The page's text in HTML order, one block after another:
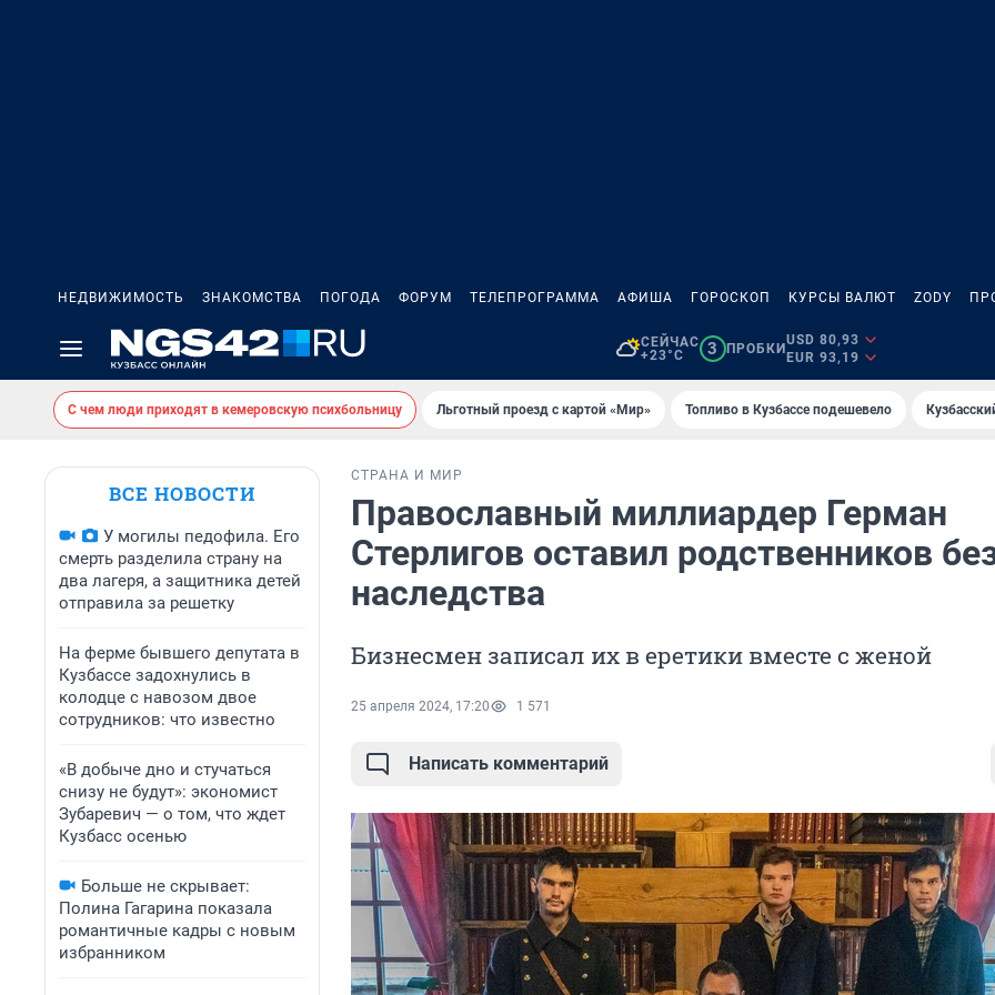
НЕДВИЖИМОСТЬ ЗНАКОМСТВА ПОГОДА ФОРУМ ТЕЛЕПРОГРАММА АФИША ГОРОСКОП КУРСЫ ВАЛЮТ ZODY
СЕЙЧАС
+23°C
3 ПРОБКИ
USD 80,93
EUR 93,19
С чем люди приходят в кемеровскую психбольницу Льготный проезд с картой «Мир» Топливо в Кузбассе подешевело
ВСЕ НОВОСТИ
У могилы педофила. Его
смерть разделила страну на
два лагеря, а защитника детей
отправила за решетку
На ферме бывшего депутата в
Кузбассе задохнулись в
колодце с навозом двое
сотрудников: что известно
«В добыче дно и стучаться
снизу не будут»: экономист
Зубаревич — о том, что ждет
Кузбасс осенью
Больше не скрывает:
Полина Гагарина показала
романтичные кадры с новым
избранником
СТРАНА И МИР
Православный миллиардер Герман
Стерлигов оставил родственников
наследства
Бизнесмен записал их в еретики вместе с женой
25 апреля 2024, 17:20 1 571
Написать комментарий